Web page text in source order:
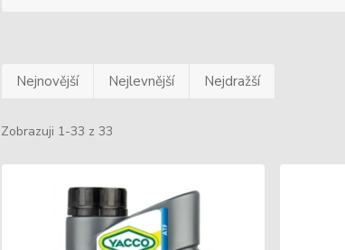
Nejnovější Nejlevnější Nejdražší
Zobrazuji 1-33 z 33